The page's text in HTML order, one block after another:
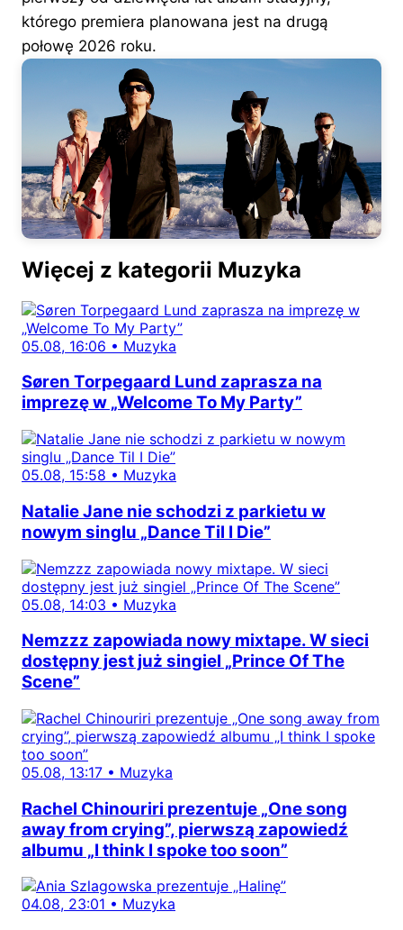
którego premiera planowana jest na drugą
połowę 2026 roku.
Więcej z kategorii Muzyka
05.08, 16:06 • Muzyka
Søren Torpegaard Lund zaprasza na
imprezę w „Welcome To My Party”
05.08, 15:58 • Muzyka
Natalie Jane nie schodzi z parkietu w
nowym singlu „Dance Til I Die”
05.08, 14:03 • Muzyka
Nemzzz zapowiada nowy mixtape. W sieci
dostępny jest już singiel „Prince Of The
Scene”
05.08, 13:17 • Muzyka
Rachel Chinouriri prezentuje „One song
away from crying”, pierwszą zapowiedź
albumu „I think I spoke too soon”
04.08, 23:01 • Muzyka